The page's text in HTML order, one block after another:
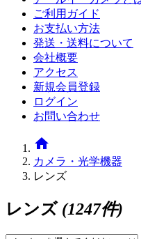
ご利用ガイド
お支払い方法
発送・送料について
会社概要
アクセス
新規会員登録
ログイン
お問い合わせ
home
カメラ・光学機器
レンズ
レンズ(1247件)